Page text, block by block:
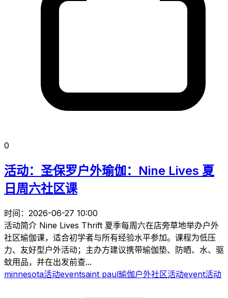
0
活动：圣保罗户外瑜伽：Nine Lives 夏
日周六社区课
时间：2026-06-27 10:00
活动简介 Nine Lives Thrift 夏季每周六在店旁草地举办户外
社区瑜伽课，适合初学者与所有经验水平参加。课程为低压
力、友好型户外活动；主办方建议携带瑜伽垫、防晒、水、驱
蚊用品，并在出发前查...
minnesota活动eventsaint paul瑜伽户外社区活动event活动